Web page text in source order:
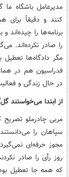
مدیرعامل باشگاه ما
کنند و دقیقاً برای
برنامه‌ها را چیده‌اند
را صادر نکرده‌اند.
مگر دادگاه‌ها
فدراسیون هم در
در حال زندگی و
از ابتدا می‌خواستند
مربی چادرملو
سپاهان را
مجوز حرفه‌ای
روز رأی را صادر
که همه جا تعطیل